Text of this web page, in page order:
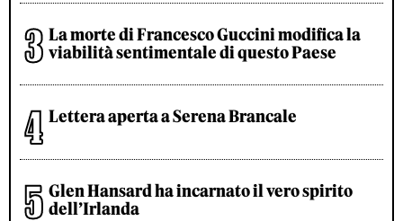
La morte di Francesco Guccini modifica la
viabilità sentimentale di questo Paese
Lettera aperta a Serena Brancale
Glen Hansard ha incarnato il vero spirito
dell’Irlanda